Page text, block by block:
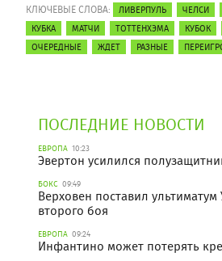
КЛЮЧЕВЫЕ СЛОВА: ЛИВЕРПУЛЬ ЧЕЛСИ
КУБКА
МАТЧИ ТОТТЕНХЭМА КУБОК
ОЧЕРЕДНЫЕ
ЖДЕТ РАЗНЫЕ
ПОСЛЕДНИЕ НОВОСТИ
ЕВРОПА 10:23
Эвертон усилился
БОКС 09:49
Верховен поставил ультиматум
второго боя
ЕВРОПА 09:24
Инфантино может потерять